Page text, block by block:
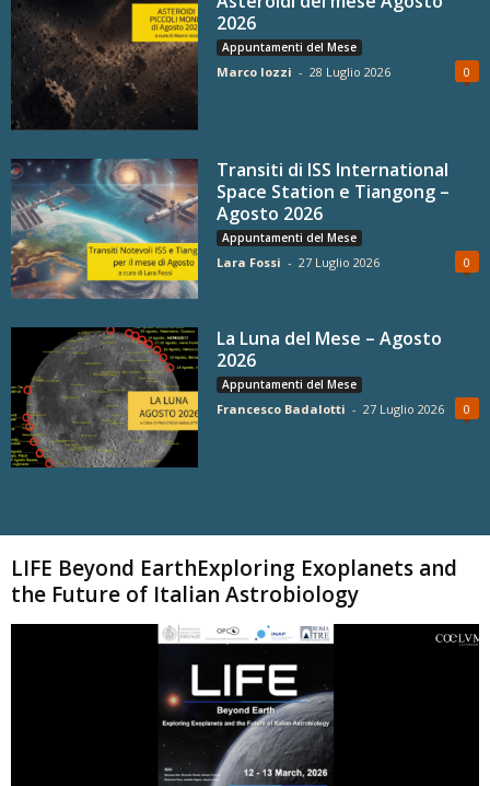
2026
Appuntamenti del Mese
Marco Iozzi - 28 Luglio 2026 0
Transiti di ISS International
Space Station e Tiangong –
Agosto 2026
Appuntamenti del Mese
Lara Fossi - 27 Luglio 2026 0
La Luna del Mese – Agosto
2026
Appuntamenti del Mese
Francesco Badalotti - 27 Luglio 2026 0
LIFE Beyond EarthExploring Exoplanets and
the Future of Italian Astrobiology